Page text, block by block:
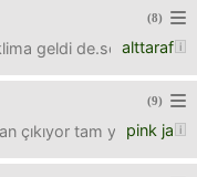
(8)
alttaraf
geldi de.soz
(9)
pink ja
çıkıyor tam yirmi